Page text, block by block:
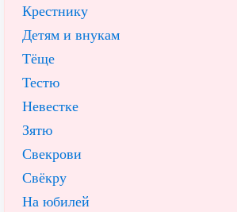
Крестнику
Детям и внукам
Тёще
Тестю
Невестке
Зятю
Свекрови
Свёкру
На юбилей